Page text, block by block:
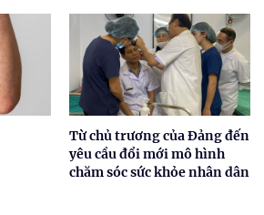
Từ chủ trương của Đảng đến
yêu cầu đổi mới mô hình
chăm sóc sức khỏe nhân dân